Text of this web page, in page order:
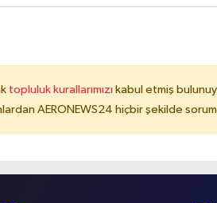
topluluk kurallarımızı kabul etmiş
AERONEWS24 hiçbir şekilde